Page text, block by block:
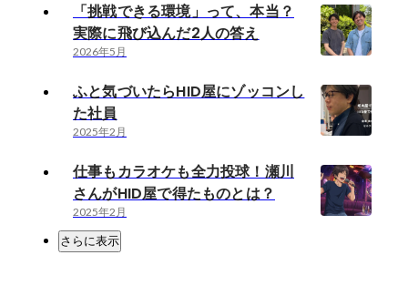
「挑戦できる環境」って、本当？
実際に飛び込んだ2人の答え
2026年5月
ふと気づいたらHID屋にゾッコンし
た社員
2025年2月
仕事もカラオケも全力投球！瀬川
さんがHID屋で得たものとは？
2025年2月
さらに表示